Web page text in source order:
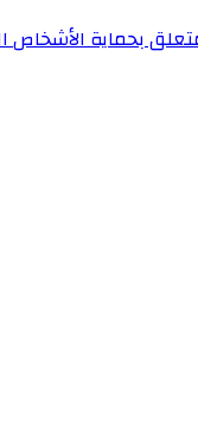
بحماية